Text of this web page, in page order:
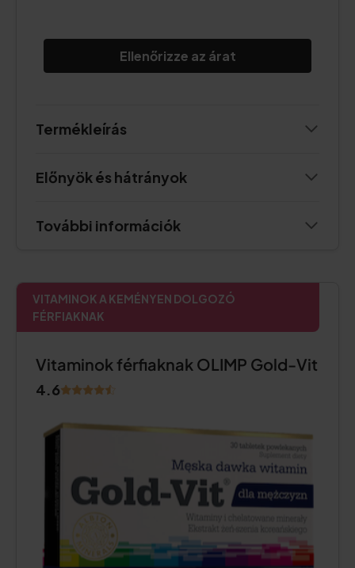
Ellenőrizze az árat
Termékleírás
Előnyök és hátrányok
További információk
VITAMINOK A KEMÉNYEN DOLGOZÓ
FÉRFIAKNAK
Vitaminok férfiaknak OLIMP Gold-Vit
4.6